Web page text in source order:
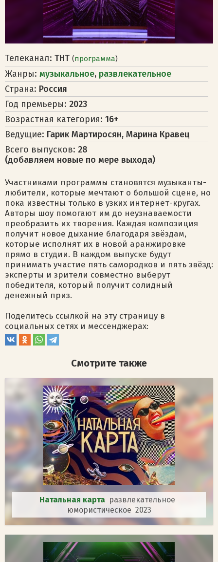
Телеканал: ТНТ (программа)
Жанры: музыкальное, развлекательное
Страна: Россия
Год премьеры: 2023
Возрастная категория: 16+
Ведущие: Гарик Мартиросян, Марина Кравец
Всего выпусков: 28
(добавляем новые по мере выхода)
Участниками программы становятся музыканты-
любители, которые мечтают о большой сцене, но
пока известны только в узких интернет-кругах.
Авторы шоу помогают им до неузнаваемости
преобразить их творения. Каждая композиция
получит новое дыхание благодаря звёздам,
которые исполнят их в новой аранжировке
прямо в студии. В каждом выпуске будут
принимать участие пять самородков и пять звёзд:
эксперты и зрители совместно выберут
победителя, который получит солидный
денежный приз.
Поделитесь ссылкой на эту страницу в
социальных сетях и мессенджерах:
Смотрите также
Натальная карта развлекательное
юмористическое 2023